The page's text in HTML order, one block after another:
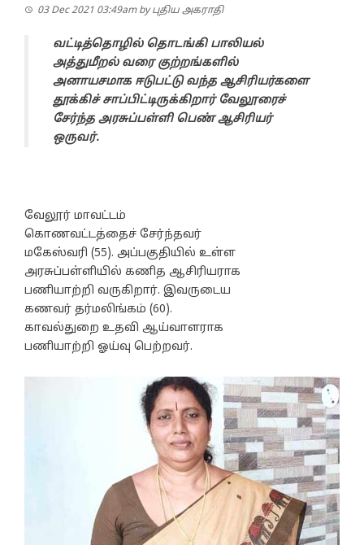
03 Dec 2021 03:49am byபுதிய அகராதி
வட்டித்தொழில் தொடங்கி பாலியல்
அத்துமீறல் வரை குற்றங்களில்
அனாயசமாக ஈடுபட்டு வந்த ஆசிரியர்களை
தூக்கிச் சாப்பிட்டிருக்கிறார் வேலூரைச்
சேர்ந்த அரசுப்பள்ளி பெண் ஆசிரியர்
ஒருவர்.
வேலூர் மாவட்டம்
கொணவட்டத்தைச் சேர்ந்தவர்
மகேஸ்வரி (55). அப்பகுதியில் உள்ள
அரசுப்பள்ளியில் கணித ஆசிரியராக
பணியாற்றி வருகிறார். இவருடைய
கணவர் தர்மலிங்கம் (60).
காவல்துறை உதவி ஆய்வாளராக
பணியாற்றி ஓய்வு பெற்றவர்.